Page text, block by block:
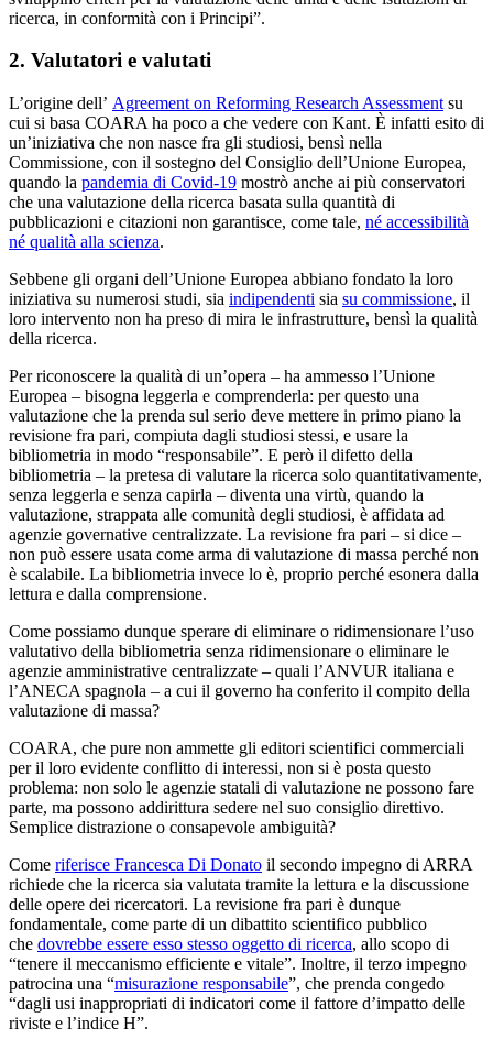
ricerca, in conformità con i Principi”.
2. Valutatori e valutati
L’origine dell’ Agreement on Reforming Research Assessment su
cui si basa COARA ha poco a che vedere con Kant. È infatti esito di
un’iniziativa che non nasce fra gli studiosi, bensì nella
Commissione, con il sostegno del Consiglio dell’Unione Europea,
quando la pandemia di Covid-19 mostrò anche ai più conservatori
che una valutazione della ricerca basata sulla quantità di
pubblicazioni e citazioni non garantisce, come tale, né accessibilità
né qualità alla scienza.
Sebbene gli organi dell’Unione Europea abbiano fondato la loro
iniziativa su numerosi studi, sia indipendenti sia su commissione, il
loro intervento non ha preso di mira le infrastrutture, bensì la qualità
della ricerca.
Per riconoscere la qualità di un’opera – ha ammesso l’Unione
Europea – bisogna leggerla e comprenderla: per questo una
valutazione che la prenda sul serio deve mettere in primo piano la
revisione fra pari, compiuta dagli studiosi stessi, e usare la
bibliometria in modo “responsabile”. E però il difetto della
bibliometria – la pretesa di valutare la ricerca solo quantitativamente,
senza leggerla e senza capirla – diventa una virtù, quando la
valutazione, strappata alle comunità degli studiosi, è affidata ad
agenzie governative centralizzate. La revisione fra pari – si dice –
non può essere usata come arma di valutazione di massa perché non
è scalabile. La bibliometria invece lo è, proprio perché esonera dalla
lettura e dalla comprensione.
Come possiamo dunque sperare di eliminare o ridimensionare l’uso
valutativo della bibliometria senza ridimensionare o eliminare le
agenzie amministrative centralizzate – quali l’ANVUR italiana e
l’ANECA spagnola – a cui il governo ha conferito il compito della
valutazione di massa?
COARA, che pure non ammette gli editori scientifici commerciali
per il loro evidente conflitto di interessi, non si è posta questo
problema: non solo le agenzie statali di valutazione ne possono fare
parte, ma possono addirittura sedere nel suo consiglio direttivo.
Semplice distrazione o consapevole ambiguità?
Come riferisce Francesca Di Donato il secondo impegno di ARRA
richiede che la ricerca sia valutata tramite la lettura e la discussione
delle opere dei ricercatori. La revisione fra pari è dunque
fondamentale, come parte di un dibattito scientifico pubblico
che dovrebbe essere esso stesso oggetto di ricerca, allo scopo di
“tenere il meccanismo efficiente e vitale”. Inoltre, il terzo impegno
patrocina una “misurazione responsabile”, che prenda congedo
“dagli usi inappropriati di indicatori come il fattore d’impatto delle
riviste e l’indice H”.